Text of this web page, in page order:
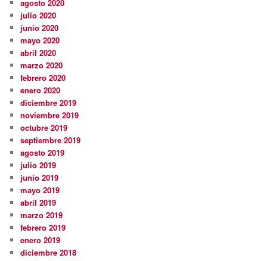
agosto 2020
julio 2020
junio 2020
mayo 2020
abril 2020
marzo 2020
febrero 2020
enero 2020
diciembre 2019
noviembre 2019
octubre 2019
septiembre 2019
agosto 2019
julio 2019
junio 2019
mayo 2019
abril 2019
marzo 2019
febrero 2019
enero 2019
diciembre 2018